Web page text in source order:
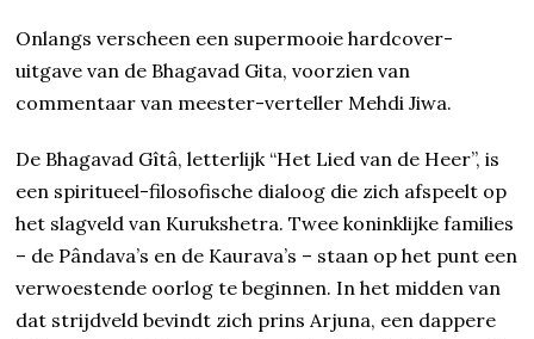
Onlangs verscheen een supermooie hardcover-
uitgave van de Bhagavad Gita, voorzien van
commentaar van meester-verteller Mehdi Jiwa.
De Bhagavad Gîtâ, letterlijk “Het Lied van de Heer”, is
een spiritueel-filosofische dialoog die zich afspeelt op
het slagveld van Kurukshetra. Twee koninklijke families
– de Pândava’s en de Kaurava’s – staan op het punt een
verwoestende oorlog te beginnen. In het midden van
dat strijdveld bevindt zich prins Arjuna, een dappere